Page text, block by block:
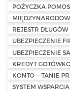
POŻYCZKA
REJESTR DŁUGÓW
UBEZPIECZENIE
UBEZPIECZENIE
KREDYT
KONTO — TANIE
SYSTEM